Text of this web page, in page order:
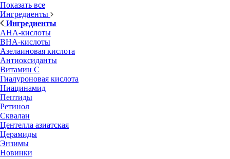
Показать все
Ингредиенты
Ингредиенты
AHA-кислоты
BHA-кислоты
Азелаиновая кислота
Антиоксиданты
Витамин С
Гиалуроновая кислота
Ниацинамид
Пептиды
Ретинол
Сквалан
Центелла азиатская
Церамиды
Энзимы
Новинки